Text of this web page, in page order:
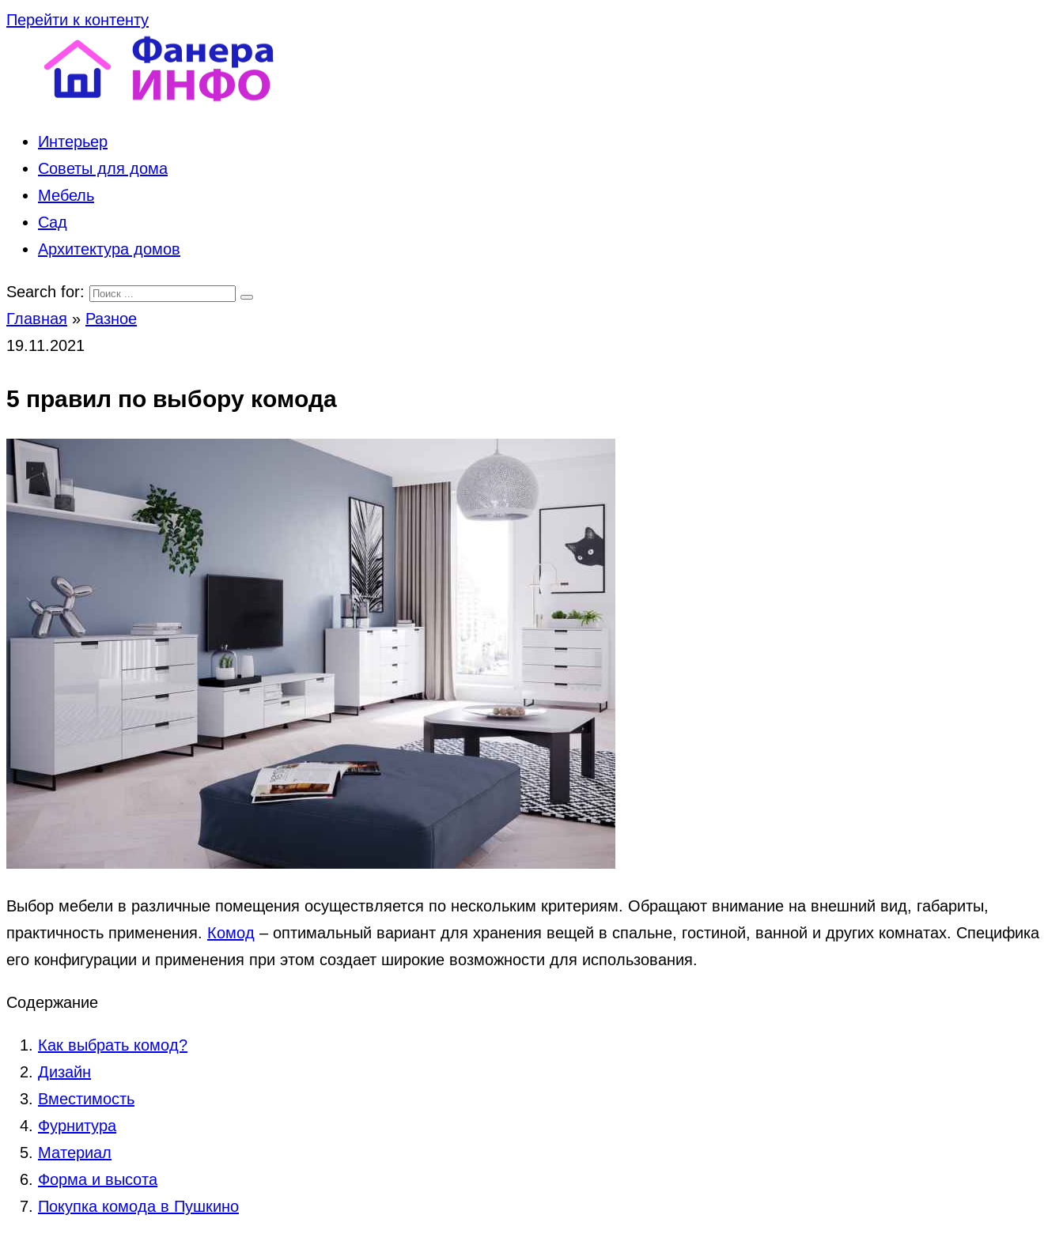
Перейти к контенту
Интерьер
Советы для дома
Мебель
Сад
Архитектура домов
Search for:
Главная » Разное
19.11.2021
5 правил по выбору комода
Выбор мебели в различные помещения осуществляется по нескольким критериям. Обращают внимание на внешний вид, габариты,
практичность применения. Комод – оптимальный вариант для хранения вещей в спальне, гостиной, ванной и других комнатах. Специфика
его конфигурации и применения при этом создает широкие возможности для использования.
Содержание
Как выбрать комод?
Дизайн
Вместимость
Фурнитура
Материал
Форма и высота
Покупка комода в Пушкино